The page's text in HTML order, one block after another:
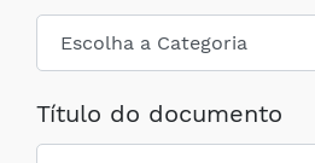
Título do documento